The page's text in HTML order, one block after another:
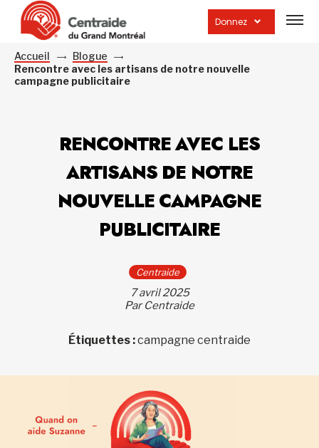
Donnez
la
Accueil
Blogue
Rencontre avec les artisans de notre nouvelle
campagne publicitaire
RENCONTRE AVEC LES
ARTISANS DE NOTRE
NOUVELLE CAMPAGNE
PUBLICITAIRE
Centraide
7 avril 2025
Par Centraide
Étiquettes :campagne centraide